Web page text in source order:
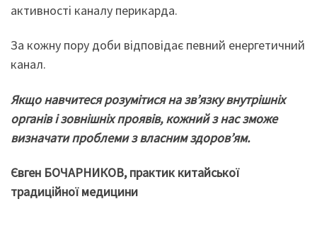
активності каналу перикарда.
За кожну пору доби відповідає певний енергетичний
канал.
Якщо навчитеся розумітися на зв’язку внутрішніх
органів і зовнішніх проявів, кожний з нас зможе
визначати проблеми з власним здоров’ям.
Євген БОЧАРНИКОВ, практик китайської
традиційної медицини